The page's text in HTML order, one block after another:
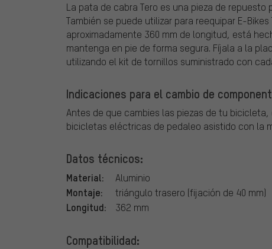
La pata de cabra Tero es una pieza de repuesto
También se puede utilizar para reequipar E-
aproximadamente 360 mm de longitud, está
mantenga en pie de forma segura. Fíjala a la
utilizando el kit de tornillos suministrado con
Indicaciones para el cambio de
Antes de que cambies las piezas de tu
bicicletas eléctricas de pedaleo asistido con la
Datos técnicos:
Material: Aluminio
Montaje: triángulo trasero (fijación de 40 mm)
Longitud: 362 mm
Compatibilidad: